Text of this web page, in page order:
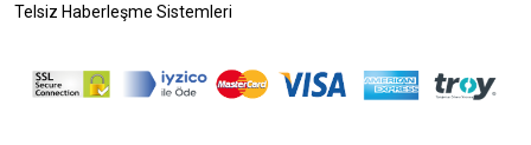
Telsiz Haberleşme Sistemleri